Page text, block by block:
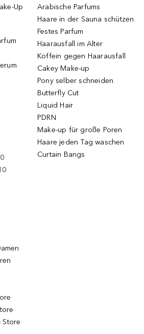
Up
Arabische Parfums
Haare in der Sauna schützen
Festes Parfum
Haarausfall im Alter
Koffein gegen Haarausfall
Cakey Make-up
Pony selber schneiden
Butterfly Cut
Liquid Hair
PDRN
Make-up für große Poren
Haare jeden Tag waschen
Curtain Bangs
Store